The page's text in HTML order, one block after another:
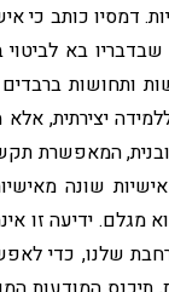
דמסיו כותב כי
בא לביטוי
ותחושות
יצירתית, אלא
המאפשרת
שונה
מגלם. ידיעה זו
שלנו, כדי